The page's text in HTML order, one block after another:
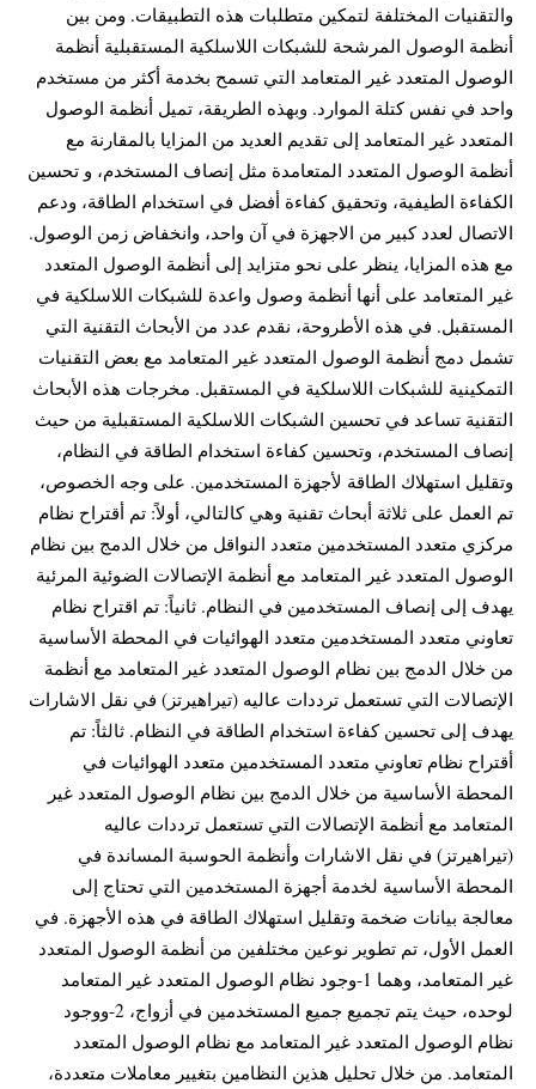
والتقنيات المختلفة لتمكين متطلبات هذه التطبيقات. ومن بين
أنظمة الوصول المرشحة للشبكات اللاسلكية المستقبلية أنظمة
الوصول المتعدد غير المتعامد التي تسمح بخدمة أكثر من مستخدم
واحد في نفس كتلة الموارد. وبهذه الطريقة، تميل أنظمة الوصول
المتعدد غير المتعامد إلى تقديم العديد من المزايا بالمقارنة مع
أنظمة الوصول المتعدد المتعامدة مثل إنصاف المستخدم، و تحسين
الكفاءة الطيفية، وتحقيق كفاءة أفضل في استخدام الطاقة، ودعم
الاتصال لعدد كبير من الاجهزة في آن واحد، وانخفاض زمن الوصول.
مع هذه المزايا، ينظر على نحو متزايد إلى أنظمة الوصول المتعدد
غير المتعامد على أنها أنظمة وصول واعدة للشبكات اللاسلكية في
المستقبل. في هذه الأطروحة، نقدم عدد من الأبحاث التقنية التي
تشمل دمج أنظمة الوصول المتعدد غير المتعامد مع بعض التقنيات
التمكينية للشبكات اللاسلكية في المستقبل. مخرجات هذه الأبحاث
التقنية تساعد في تحسين الشبكات اللاسلكية المستقبلية من حيث
إنصاف المستخدم، وتحسين كفاءة استخدام الطاقة في النظام،
وتقليل استهلاك الطاقة لأجهزة المستخدمين. على وجه الخصوص،
تم العمل على ثلاثة أبحاث تقنية وهي كالتالي، أولاً: تم أقتراح نظام
مركزي متعدد المستخدمين متعدد النواقل من خلال الدمج بين نظام
الوصول المتعدد غير المتعامد مع أنظمة الإتصالات الضوئية المرئية
يهدف إلى إنصاف المستخدمين في النظام. ثانياً: تم اقتراح نظام
تعاوني متعدد المستخدمين متعدد الهوائيات في المحطة الأساسية
من خلال الدمج بين نظام الوصول المتعدد غير المتعامد مع أنظمة
الإتصالات التي تستعمل ترددات عاليه (تيراهيرتز) في نقل الاشارات
يهدف إلى تحسين كفاءة استخدام الطاقة في النظام. ثالثاً: تم
أقتراح نظام تعاوني متعدد المستخدمين متعدد الهوائيات في
المحطة الأساسية من خلال الدمج بين نظام الوصول المتعدد غير
المتعامد مع أنظمة الإتصالات التي تستعمل ترددات عاليه
(تيراهيرتز) في نقل الاشارات وأنظمة الحوسبة المساندة في
المحطة الأساسية لخدمة أجهزة المستخدمين التي تحتاج إلى
معالجة بيانات ضخمة وتقليل استهلاك الطاقة في هذه الأجهزة. في
العمل الأول، تم تطوير نوعين مختلفين من أنظمة الوصول المتعدد
غير المتعامد، وهما 1-وجود نظام الوصول المتعدد غير المتعامد
لوحده، حيث يتم تجميع جميع المستخدمين في أزواج، 2-ووجود
نظام الوصول المتعدد غير المتعامد مع نظام الوصول المتعدد
المتعامد. من خلال تحليل هذين النظامين بتغيير معاملات متعددة،